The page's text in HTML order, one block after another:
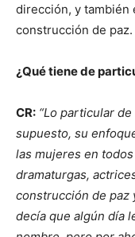
dirección, y también
construcción de paz.
¿Qué tiene de
CR: “Lo particular
supuesto, su
las mujeres en
dramaturgas,
construcción de paz
decía que algún día